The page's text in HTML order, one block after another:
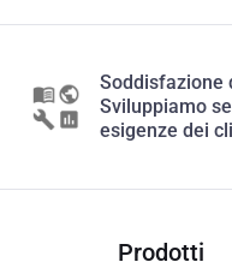
Soddisfazione
Sviluppiamo
esigenze dei
Prodotti